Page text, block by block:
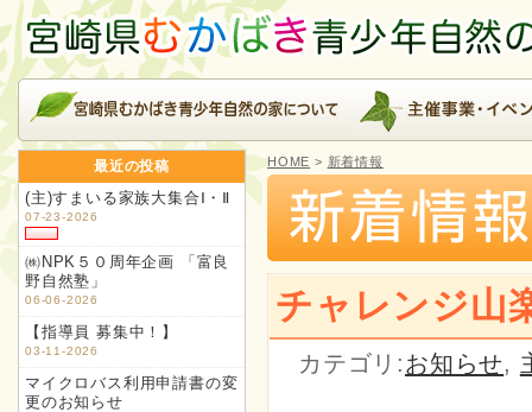
最近の投稿
(主)すまいる家族大集合Ⅰ・Ⅱ
07-23-2026
㈱NPK５０周年企画 「富良
野自然塾」
06-06-2026
【指導員 募集中！】
03-11-2026
マイクロバス利用申請書の変
更のお知らせ
HOME > 新着情報
チャレンジ山
カテゴリ: お知らせ,